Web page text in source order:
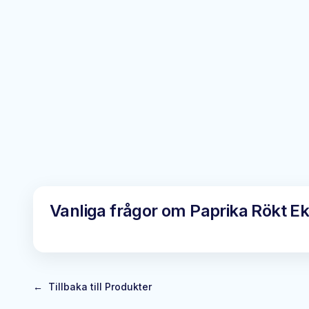
Vanliga frågor om Paprika Rökt
← Tillbaka till Produkter